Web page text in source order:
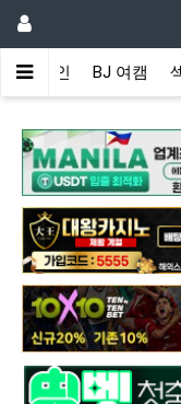
메인 BJ 여캠